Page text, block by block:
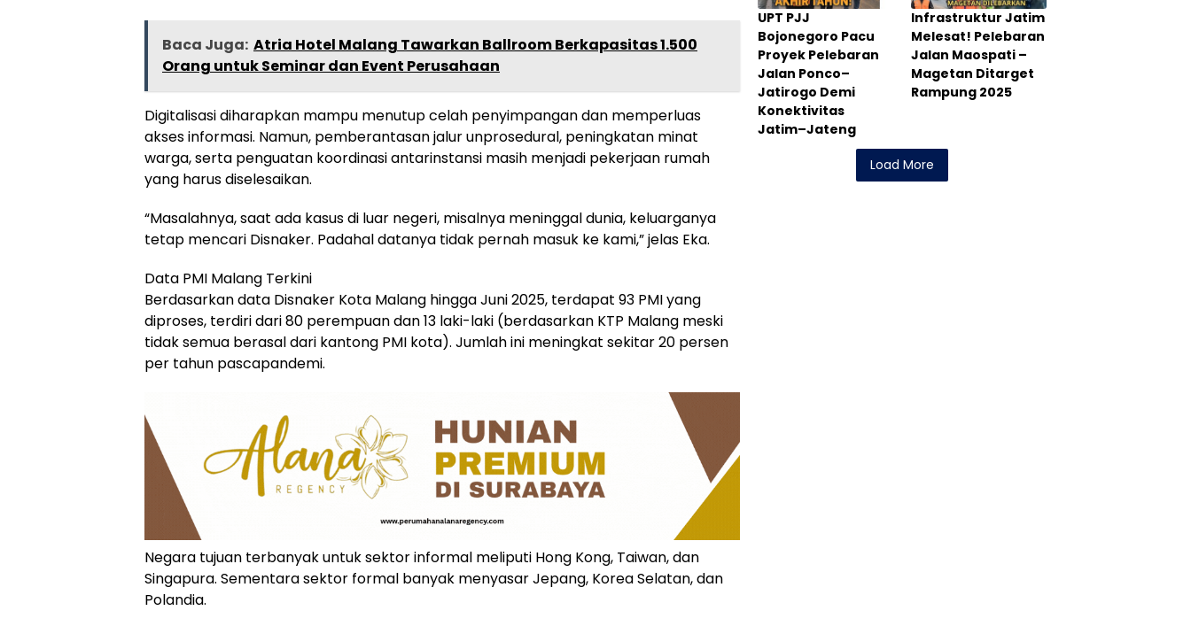
Baca Juga: Atria Hotel Malang Tawarkan Ballroom Berkapasitas 1.500
Orang untuk Seminar dan Event Perusahaan
Digitalisasi diharapkan mampu menutup celah penyimpangan dan memperluas
akses informasi. Namun, pemberantasan jalur unprosedural, peningkatan minat
warga, serta penguatan koordinasi antarinstansi masih menjadi pekerjaan rumah
yang harus diselesaikan.
“Masalahnya, saat ada kasus di luar negeri, misalnya meninggal dunia, keluarganya
tetap mencari Disnaker. Padahal datanya tidak pernah masuk ke kami,” jelas Eka.
Data PMI Malang Terkini
Berdasarkan data Disnaker Kota Malang hingga Juni 2025, terdapat 93 PMI yang
diproses, terdiri dari 80 perempuan dan 13 laki-laki (berdasarkan KTP Malang meski
tidak semua berasal dari kantong PMI kota). Jumlah ini meningkat sekitar 20 persen
per tahun pascapandemi.
Negara tujuan terbanyak untuk sektor informal meliputi Hong Kong, Taiwan, dan
Singapura. Sementara sektor formal banyak menyasar Jepang, Korea Selatan, dan
Polandia.
UPT PJJ
Bojonegoro Pacu
Proyek Pelebaran
Jalan Ponco–
Jatirogo Demi
Konektivitas
Jatim–Jateng
Infrastruktur Jatim
Melesat! Pelebaran
Jalan Maospati –
Magetan Ditarget
Rampung 2025
Load More